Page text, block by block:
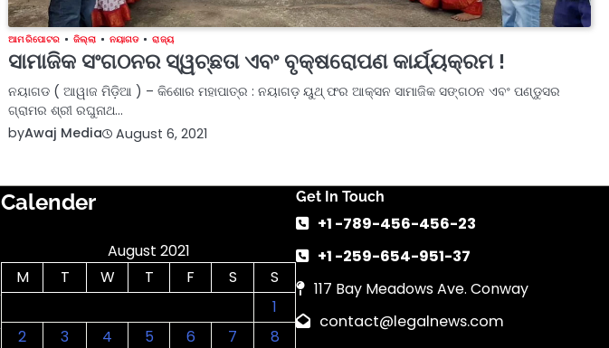
ଆମ ରିପୋଟର ଜିଲ୍ଲା ନୟାଗଡ ରାଜ୍ୟ
ସାମାଜିକ ସଂଗଠନର ସ୍ୱଚ୍ଛତା ଏବଂ ବୃକ୍ଷରୋପଣ କାର୍ଯ୍ୟକ୍ରମ !
ନୟାଗଡ ( ଆୱାଜ ମିଡ଼ିଆ ) – କିଶୋର ମହାପାତ୍ର : ନୟାଗଡ଼ ୟୁଥ୍ ଫର ଆକ୍ସନ ସାମାଜିକ ସଙ୍ଗଠନ ଏବଂ ପଣ୍ଡୁସର
ଗ୍ରାମର ଶ୍ରୀ ରଘୁନାଥ…
byAwaj Media August 6, 2021
Calender
August 2021
M
T W T F S
S
1
2
3 4 5 6 7 8
Get In Touch
+1 -789-456-456-23
+1 -259-654-951-37
117 Bay Meadows Ave. Conway
contact@legalnews.com